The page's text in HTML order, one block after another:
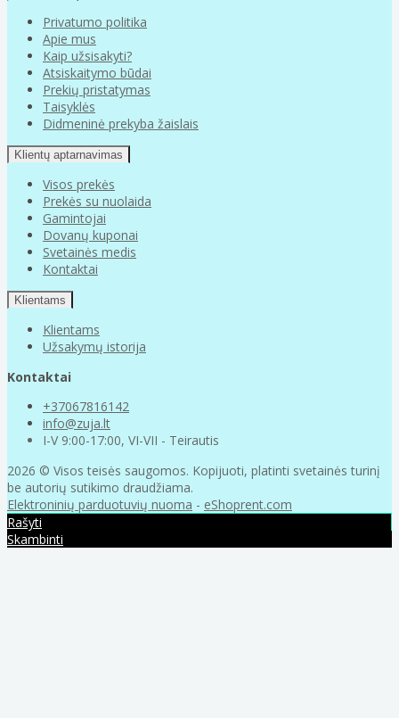
Privatumo politika
Apie mus
Kaip užsisakyti?
Atsiskaitymo būdai
Prekių pristatymas
Taisyklės
Didmeninė prekyba žaislais
Klientų aptarnavimas
Visos prekės
Prekės su nuolaida
Gamintojai
Dovanų kuponai
Svetainės medis
Kontaktai
Klientams
Klientams
Užsakymų istorija
Kontaktai
+37067816142
info@zuja.lt
I-V 9:00-17:00, VI-VII - Teirautis
2026 © Visos teisės saugomos. Kopijuoti, platinti svetainės turinį
be autorių sutikimo draudžiama.
Elektroninių parduotuvių nuoma - eShoprent.com
Rašyti
Skambinti